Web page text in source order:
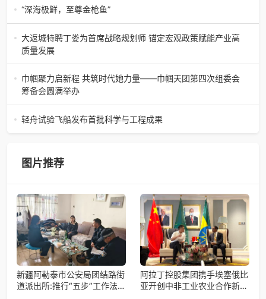
陶瓷瑰宝；元代釉里红的一抹艳红，穿越七百年岁月，成为
“深海极鲜，至尊金枪鱼”
“深海极鲜，至尊金枪鱼”苏州吴中白金汉爵大酒店蓝鳍金枪鱼
开鱼品鉴仪式圆满落幕2026年4月17日，江苏省苏州市吴中
白金汉爵大酒店大
大返城特聘丁娄为首席战略规划师 锚定宏观政策赋能产业高
质量发展
2026年4月16日，大返城（浙江）科技有限公司隆重举行签
约仪式，正式特聘丁娄先生担任公司首席战略规划师。此次
强强联合，是大返城集团深度
巾帼聚力启新程 共筑时代她力量——巾帼天团第四次组委会
筹备会圆满举办
巾帼聚力启新程 共筑时代她力量——巾帼天团第四次组委会
筹备会圆满举办2026年4月15日，巾帼天团第四次组委会筹
轻舟试验飞船发布首批科学与工程成果
果。据中国科学院微小卫星
图片推荐
新疆阿勒泰市公安局团结路街
道派出所:推行“五步”工作法
阿拉丁控股集团携手埃塞俄比
亚开创中非工业农业合作新篇